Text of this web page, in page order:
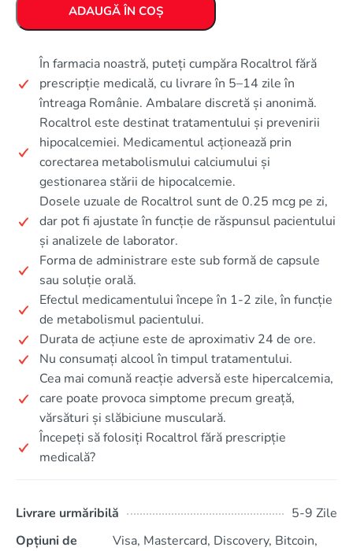
ADAUGĂ ÎN COȘ
În farmacia noastră, puteți cumpăra Rocaltrol fără
prescripție medicală, cu livrare în 5–14 zile în
întreaga Românie. Ambalare discretă și anonimă.
Rocaltrol este destinat tratamentului și prevenirii
hipocalcemiei. Medicamentul acționează prin
corectarea metabolismului calciumului și
gestionarea stării de hipocalcemie.
Dosele uzuale de Rocaltrol sunt de 0.25 mcg pe zi,
dar pot fi ajustate în funcție de răspunsul pacientului
și analizele de laborator.
Forma de administrare este sub formă de capsule
sau soluție orală.
Efectul medicamentului începe în 1-2 zile, în funcție
de metabolismul pacientului.
Durata de acțiune este de aproximativ 24 de ore.
Nu consumați alcool în timpul tratamentului.
Cea mai comună reacție adversă este hipercalcemia,
care poate provoca simptome precum greață,
vărsături și slăbiciune musculară.
Începeți să folosiți Rocaltrol fără prescripție
medicală?
Livrare urmăribilă
5-9 Zile
Opțiuni de
Visa, Mastercard, Discovery, Bitcoin,